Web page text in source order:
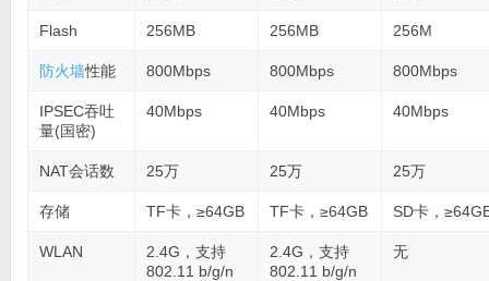
Flash 256MB 256MB 256M
防火墙性能 800Mbps 800Mbps 800Mbps
IPSEC吞吐
量(国密)
40Mbps 40Mbps 40Mbps
NAT会话数 25万 25万 25万
存储 TF卡，≥64GB TF卡，≥64GB SD卡，
WLAN
2.4G，支持
802.11 b/g/n
2.4G，支持
802.11 b/g/n
无